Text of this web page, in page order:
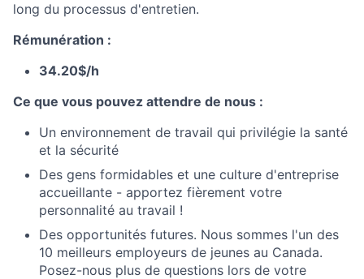
long du processus d'entretien.
Rémunération :
34.20$/h
Ce que vous pouvez attendre de nous :
Un environnement de travail qui privilégie la santé
et la sécurité
Des gens formidables et une culture d'entreprise
accueillante - apportez fièrement votre
personnalité au travail !
Des opportunités futures. Nous sommes l'un des
10 meilleurs employeurs de jeunes au Canada.
Posez-nous plus de questions lors de votre